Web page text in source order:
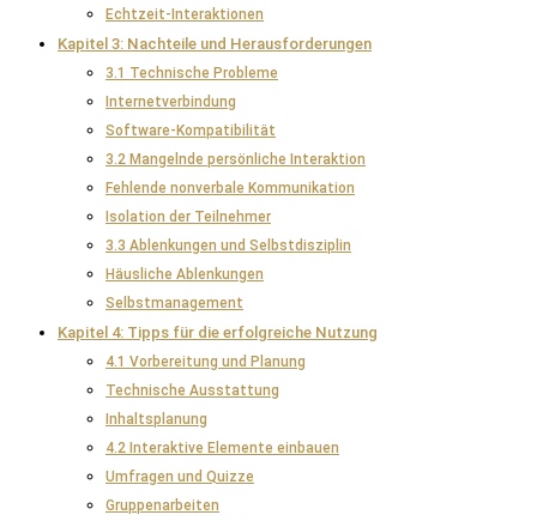
Echtzeit-Interaktionen
Kapitel 3: Nachteile und Herausforderungen
3.1 Technische Probleme
Internetverbindung
Software-Kompatibilität
3.2 Mangelnde persönliche Interaktion
Fehlende nonverbale Kommunikation
Isolation der Teilnehmer
3.3 Ablenkungen und Selbstdisziplin
Häusliche Ablenkungen
Selbstmanagement
Kapitel 4: Tipps für die erfolgreiche Nutzung
4.1 Vorbereitung und Planung
Technische Ausstattung
Inhaltsplanung
4.2 Interaktive Elemente einbauen
Umfragen und Quizze
Gruppenarbeiten